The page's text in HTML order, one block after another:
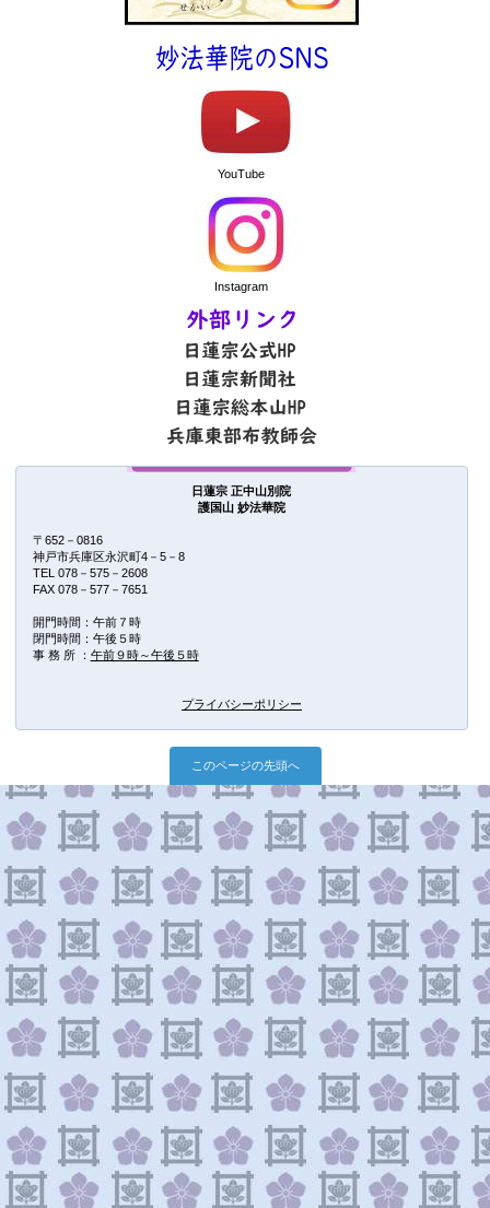
このページの先頭へ
YouTube
Instagram
日蓮宗 正中山別院
護国山 妙法華院
〒652－0816
神戸市兵庫区永沢町4－5－8
TEL 078－575－2608
FAX 078－577－7651
開門時間：午前７時
閉門時間：午後５時
事 務 所 ： 午前９時～午後５ 時
プライバシーポリシー